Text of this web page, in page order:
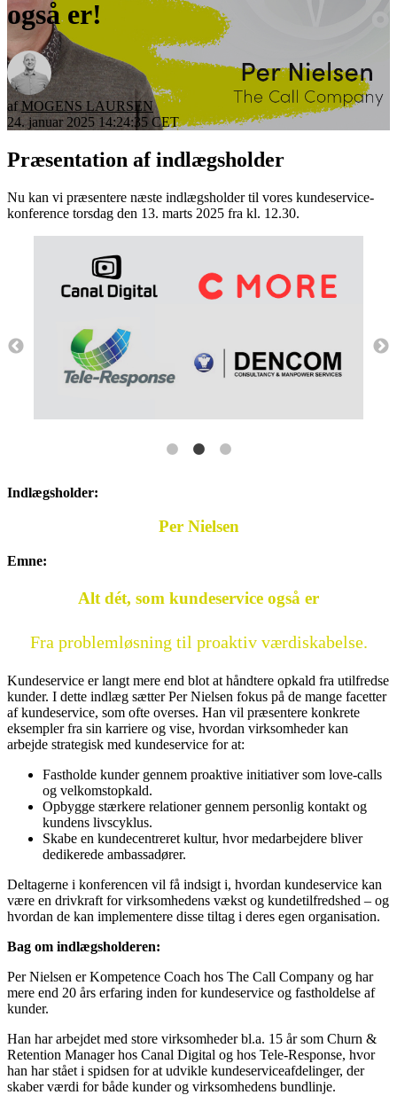
også er!
afMOGENS LAURSEN
24. januar 2025 14:24:35 CET
Præsentation af indlægsholder
Nu kan vi præsentere næste indlægsholder til vores kundeservice-
konference torsdag den 13. marts 2025 fra kl. 12.30.
Indlægsholder:
Per Nielsen
Emne:
Alt dét, som kundeservice også er
Fra problemløsning til proaktiv værdiskabelse.
Kundeservice er langt mere end blot at håndtere opkald fra utilfredse
kunder. I dette indlæg sætter Per Nielsen fokus på de mange facetter
af kundeservice, som ofte overses. Han vil præsentere konkrete
eksempler fra sin karriere og vise, hvordan virksomheder kan
arbejde strategisk med kundeservice for at:
Fastholde kunder gennem proaktive initiativer som love-calls
og velkomstopkald.
Opbygge stærkere relationer gennem personlig kontakt og
kundens livscyklus.
Skabe en kundecentreret kultur, hvor medarbejdere bliver
dedikerede ambassadører.
Deltagerne i konferencen vil få indsigt i, hvordan kundeservice kan
være en drivkraft for virksomhedens vækst og kundetilfredshed – og
hvordan de kan implementere disse tiltag i deres egen organisation.
Bag om indlægsholderen:
Per Nielsen er Kompetence Coach hos The Call Company og har
mere end 20 års erfaring inden for kundeservice og fastholdelse af
kunder.
Han har arbejdet med store virksomheder bl.a. 15 år som Churn &
Retention Manager hos Canal Digital og hos Tele-Response, hvor
han har stået i spidsen for at udvikle kundeserviceafdelinger, der
skaber værdi for både kunder og virksomhedens bundlinje.